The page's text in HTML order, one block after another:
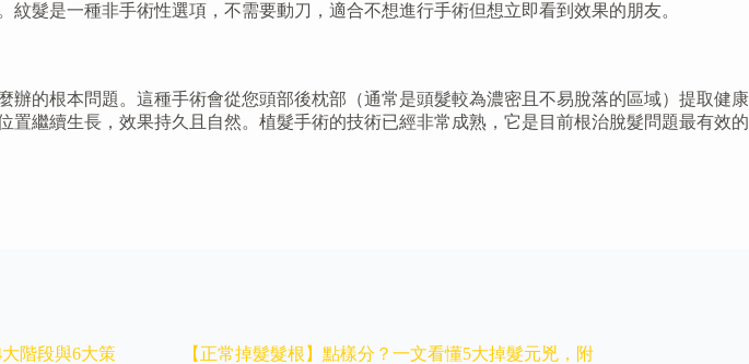
髮是一種非手術性選項，不需要動刀，適合不想進行手術但想立即看到效果的朋友。
的根本問題。這種手術會從您頭部後枕部（通常是頭髮較為濃密且不易脫落的區域）提取健康
繼續生長，效果持久且自然。植髮手術的技術已經非常成熟，它是目前根治脫髮問題最有效的
階段與6大策
【正常掉髮髮根】點樣分？一文看懂5大掉髮元兇，附